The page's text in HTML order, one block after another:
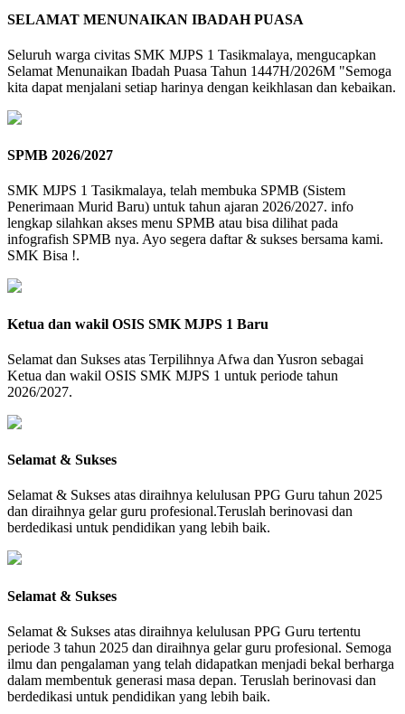
SELAMAT MENUNAIKAN IBADAH PUASA
Seluruh warga civitas SMK MJPS 1 Tasikmalaya, mengucapkan
Selamat Menunaikan Ibadah Puasa Tahun 1447H/2026M "Semoga
kita dapat menjalani setiap harinya dengan keikhlasan dan kebaikan.
SPMB 2026/2027
SMK MJPS 1 Tasikmalaya, telah membuka SPMB (Sistem
Penerimaan Murid Baru) untuk tahun ajaran 2026/2027. info
lengkap silahkan akses menu SPMB atau bisa dilihat pada
infografish SPMB nya. Ayo segera daftar & sukses bersama kami.
SMK Bisa !.
Ketua dan wakil OSIS SMK MJPS 1 Baru
Selamat dan Sukses atas Terpilihnya Afwa dan Yusron sebagai
Ketua dan wakil OSIS SMK MJPS 1 untuk periode tahun
2026/2027.
Selamat & Sukses
Selamat & Sukses atas diraihnya kelulusan PPG Guru tahun 2025
dan diraihnya gelar guru profesional.Teruslah berinovasi dan
berdedikasi untuk pendidikan yang lebih baik.
Selamat & Sukses
Selamat & Sukses atas diraihnya kelulusan PPG Guru tertentu
periode 3 tahun 2025 dan diraihnya gelar guru profesional. Semoga
ilmu dan pengalaman yang telah didapatkan menjadi bekal berharga
dalam membentuk generasi masa depan. Teruslah berinovasi dan
berdedikasi untuk pendidikan yang lebih baik.